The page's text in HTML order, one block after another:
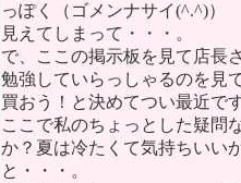
っぽく（ゴメンナサイ(^.^)）
見えてしまって・・・。
で、ここの掲示板を見て店長
勉強していらっしゃるのを見
買おう！と決めてつい最近で
ここで私のちょっとした疑問
か？夏は冷たくて気持ちいい
と・・・。